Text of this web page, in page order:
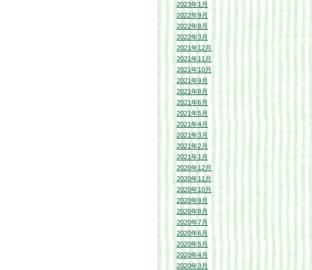
2023年1月
2022年9月
2022年8月
2022年3月
2021年12月
2021年11月
2021年10月
2021年9月
2021年8月
2021年6月
2021年5月
2021年4月
2021年3月
2021年2月
2021年1月
2020年12月
2020年11月
2020年10月
2020年9月
2020年8月
2020年7月
2020年6月
2020年5月
2020年4月
2020年3月